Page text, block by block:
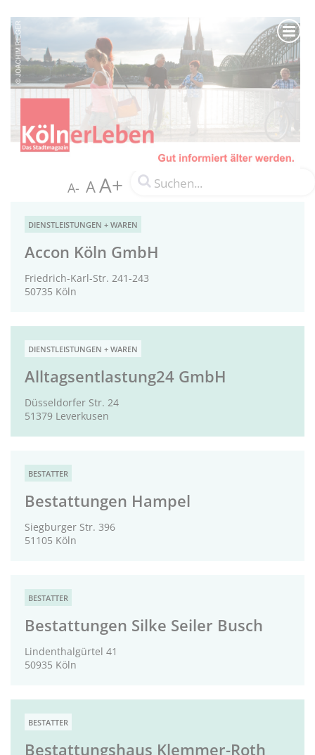
A- AA+
DIENSTLEISTUNGEN + WAREN
Accon Köln GmbH
Friedrich-Karl-Str. 241-243
50735 Köln
DIENSTLEISTUNGEN + WAREN
Alltagsentlastung24 GmbH
Düsseldorfer Str. 24
51379 Leverkusen
BESTATTER
Bestattungen Hampel
Siegburger Str. 396
51105 Köln
BESTATTER
Bestattungen Silke Seiler Busch
Lindenthalgürtel 41
50935 Köln
BESTATTER
Bestattungshaus Klemmer-Roth